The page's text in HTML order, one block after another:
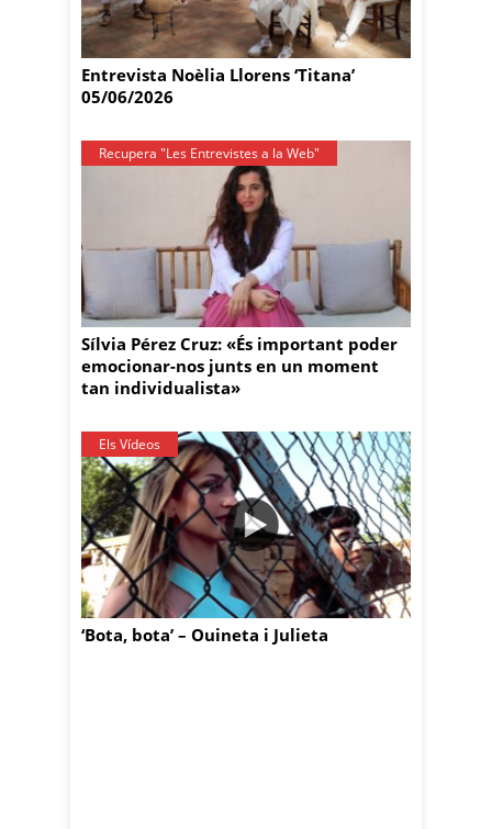
Entrevista Noèlia Llorens ‘Titana’
05/06/2026
Recupera "Les Entrevistes a la Web"
Sílvia Pérez Cruz: «És important poder
emocionar-nos junts en un moment
tan individualista»
Els Vídeos
‘Bota, bota’ – Ouineta i Julieta